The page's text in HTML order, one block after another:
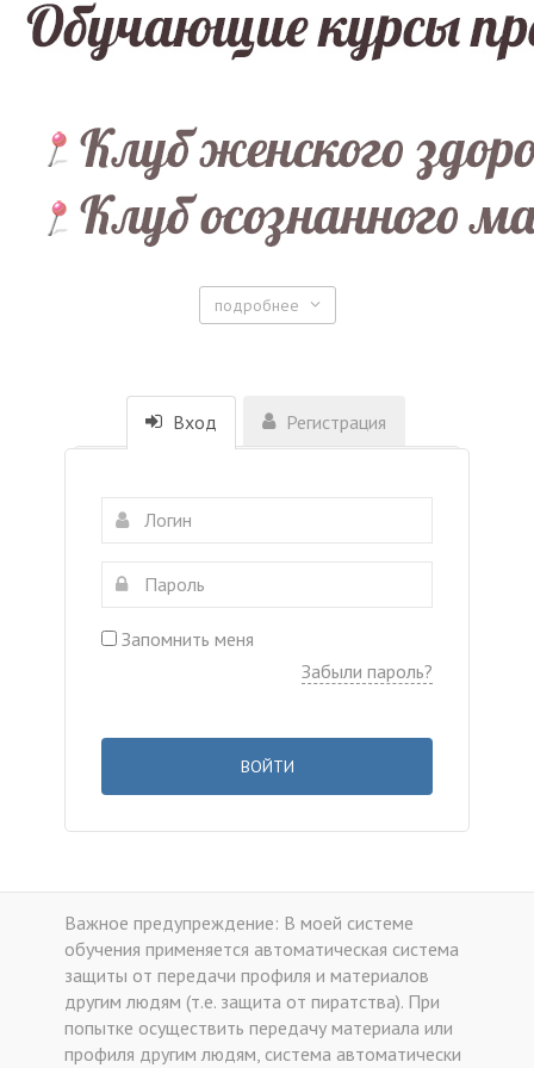
подробнее
Вход Регистрация
Запомнить меня
Забыли пароль?
ВОЙТИ
Важное предупреждение: В моей системе
обучения применяется автоматическая система
защиты от передачи профиля и материалов
другим людям (т.е. защита от пиратства). При
попытке осуществить передачу материала или
профиля другим людям, система автоматически